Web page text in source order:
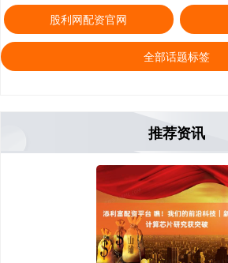
股利网配资官网
全部话题标签
推荐资讯